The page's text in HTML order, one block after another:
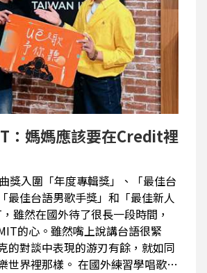
：媽媽應該要在Credit裡
獎入圍「年度專輯獎」、「最佳台
最佳台語男歌手獎」和「最佳新人
雖然在國外待了很長一段時間，
的心。雖然嘴上說講台語很緊
的對談中表現的游刃有餘，就如同
。 在國外練習學唱歌的